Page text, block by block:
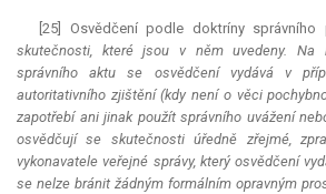
[25] Osvědčení podle doktríny správního
skutečnosti, které jsou v něm uvedeny. Na
správního aktu se osvědčení vydává v
autoritativního zjištění (kdy není o věci
zapotřebí ani jinak použít správního uvážení
osvědčují se skutečnosti úředně zřejmé,
vykonavatele veřejné správy, který osvědčení
se nelze bránit žádným formálním opravným